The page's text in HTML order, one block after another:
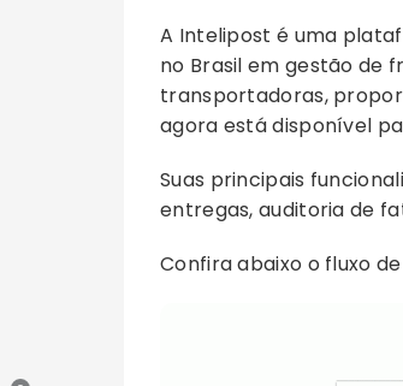
A Intelipost é uma
no Brasil em gestão de
transportadoras,
agora está disponível
Suas principais
entregas, auditoria de
Confira abaixo o fluxo